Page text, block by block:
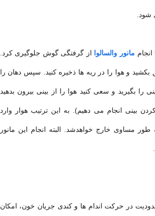
شود.
مانور والسالوا از گرفتگی گوش جلوگیری کرد.
بکشید و هوا را در ریه ها ذخیره کنید. سپس دهان را
را بگیرید و سعی کنید هوا را از بینی بیرون بدهید
بینی انجام می دهیم). به این ترتیب هوار وارد
مساوی خارج خواهدشد. البته انجام این مانور
در حرکت اندام ها و کندی جریان خون، امکان